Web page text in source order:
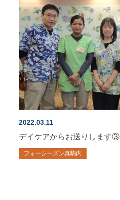
2022.03.11
デイケアからお送りします③
フォーシーズン真駒内